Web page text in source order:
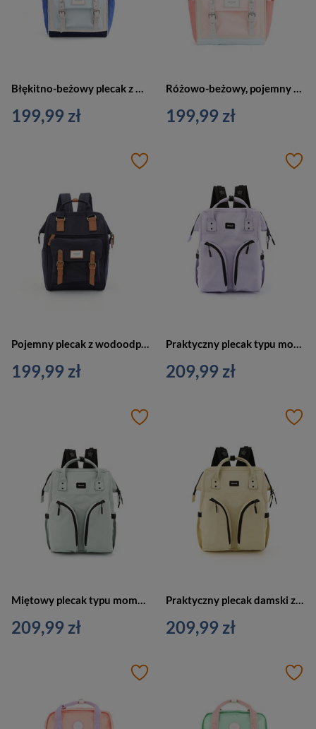
199,99 zł 199,99 zł
Pojemny plecak z wodoodpornego poliestru w granatowym kolorze z kieszenią na laptopa - Himawari
199,99 zł
Praktyczny plecak typu mommy bag w fioletowym kolorze - Himawari
209,99 zł
209,99 zł 209,99 zł